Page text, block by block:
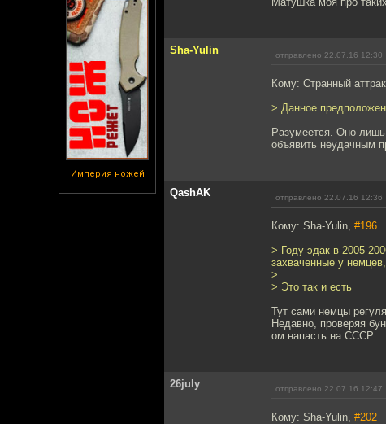
Империя ножей
Sha-Yulin отправлено 22.07.16 12:30
Кому: Странный
> Данное
Разумеется. Оно
объявить неудачным
QashAK отправлено 22.07.16 12:36
Кому: Sha-Yulin, #196
> Году эдак в 2005-
захваченные у
>
> Это так и есть
Тут сами немцы
Недавно, проверяя
ом напасть на СССР.
26july отправлено 22.07.16 12:47
Кому: Sha-Yulin, #202